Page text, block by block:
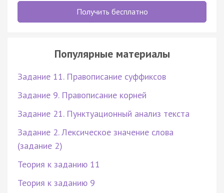
Получить бесплатно
Популярные материалы
Задание 11. Правописание суффиксов
Задание 9. Правописание корней
Задание 21. Пунктуационный анализ текста
Задание 2. Лексическое значение слова
(задание 2)
Теория к заданию 11
Теория к заданию 9